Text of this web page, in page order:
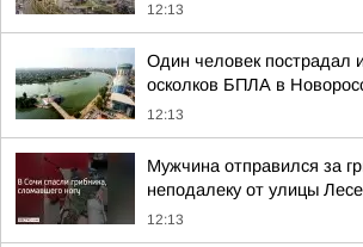
12:13
Один человек пострадал
осколков БПЛА в
12:13
Мужчина отправился за
неподалеку от улицы
12:13